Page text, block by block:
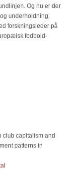
Og nu er der
underholdning,
forskningsleder på
fodbold-
club capitalism and
patterns in